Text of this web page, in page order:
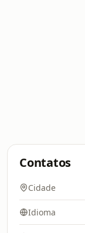
Contatos
Cidade
Idioma